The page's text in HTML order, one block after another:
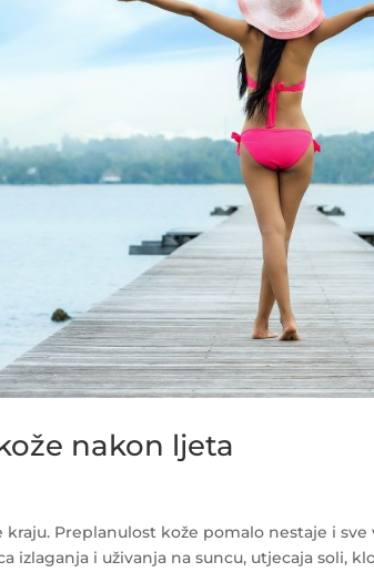
nakon ljeta
kraju. Preplanulost kože pomalo nestaje i
izlaganja i uživanja na suncu, utjecaja soli,